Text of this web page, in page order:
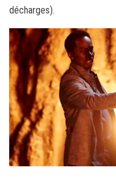
décharges).